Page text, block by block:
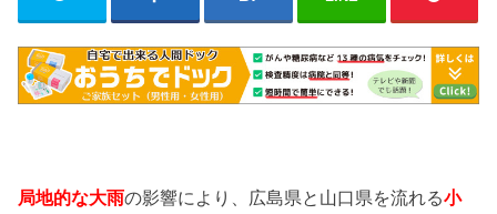
局地的な大雨の影響により、広島県と山口県を流れる小